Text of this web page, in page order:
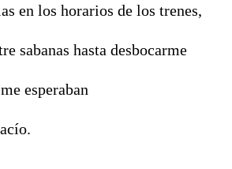
en los horarios de los trenes,
sabanas hasta desbocarme
esperaban